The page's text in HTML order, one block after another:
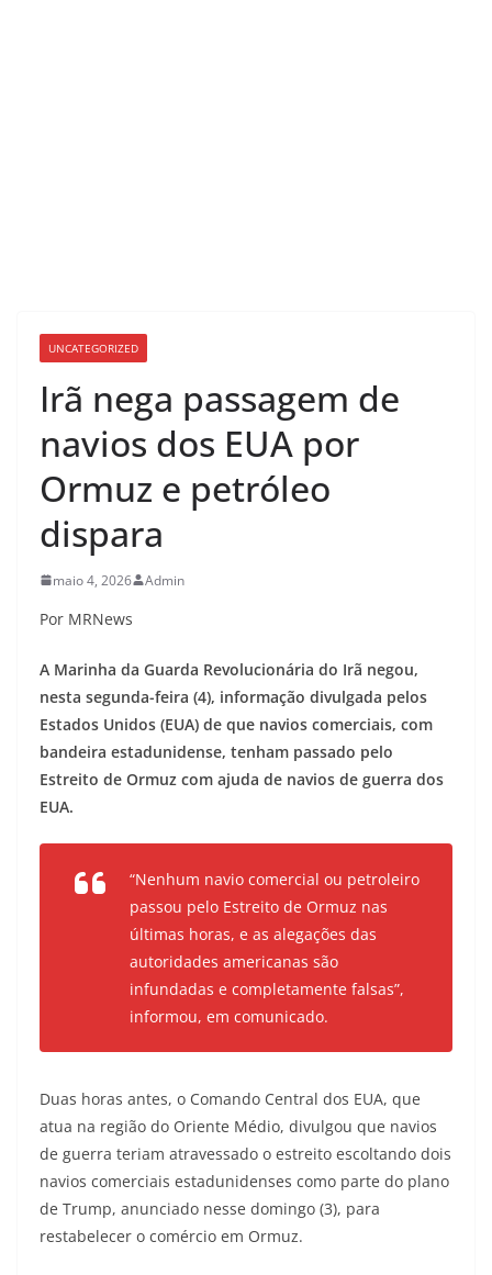
UNCATEGORIZED
Irã nega passagem de
navios dos EUA por
Ormuz e petróleo
dispara
maio 4, 2026 Admin
Por MRNews
A Marinha da Guarda Revolucionária do Irã negou,
nesta segunda-feira (4), informação divulgada pelos
Estados Unidos (EUA) de que navios comerciais, com
bandeira estadunidense, tenham passado pelo
Estreito de Ormuz com ajuda de navios de guerra dos
EUA.
“Nenhum navio comercial ou petroleiro
passou pelo Estreito de Ormuz nas
últimas horas, e as alegações das
autoridades americanas são
infundadas e completamente falsas”,
informou, em comunicado.
Duas horas antes, o Comando Central dos EUA, que
atua na região do Oriente Médio, divulgou que navios
de guerra teriam atravessado o estreito escoltando dois
navios comerciais estadunidenses como parte do plano
de Trump, anunciado nesse domingo (3), para
restabelecer o comércio em Ormuz.